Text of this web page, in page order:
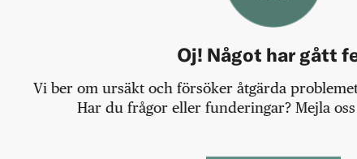
Oj! Något har gått
Vi ber om ursäkt och försöker åtgärda
Har du frågor eller funderingar? Mejla